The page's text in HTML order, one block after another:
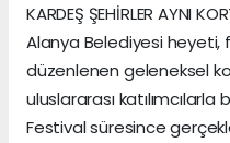
KARDEŞ ŞEHİRLER AYNI
Alanya Belediyesi heyeti,
düzenlenen geleneksel
uluslararası
Festival süresince